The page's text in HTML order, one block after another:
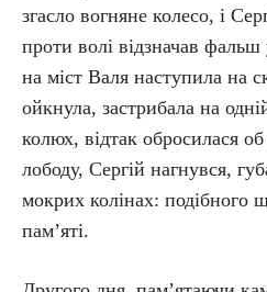
згасло вогняне колесо, і
проти волі відзначав
на міст Валя наступила на
ойкнула, застрибала на
колюх, відтак обросилася
лободу, Сергій нагнувся,
мокрих колінах: подібного
пам’яті.